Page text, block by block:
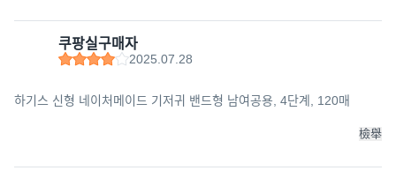
쿠팡실구매자
2025.07.28
하기스 신형 네이처메이드 기저귀 밴드형 남여공용, 4단계, 120매
檢舉